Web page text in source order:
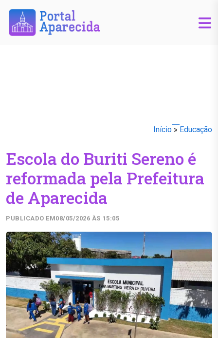
Início » Educação
Escola do Buriti Sereno é
reformada pela Prefeitura
de Aparecida
PUBLICADO EM08/05/2026 ÀS 15:05